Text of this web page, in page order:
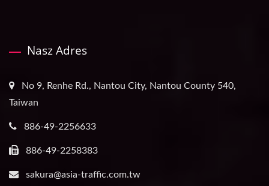
Nasz Adres
No 9, Renhe Rd., Nantou City, Nantou County 540,
Taiwan
886-49-2256633
886-49-2258383
sakura@asia-traffic.com.tw